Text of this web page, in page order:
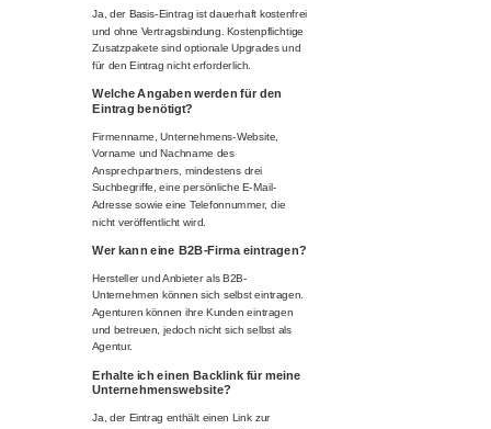
Ja, der Basis-Eintrag ist dauerhaft kostenfrei
und ohne Vertragsbindung. Kostenpflichtige
Zusatzpakete sind optionale Upgrades und
für den Eintrag nicht erforderlich.
Welche Angaben werden für den
Eintrag benötigt?
Firmenname, Unternehmens-Website,
Vorname und Nachname des
Ansprechpartners, mindestens drei
Suchbegriffe, eine persönliche E-Mail-
Adresse sowie eine Telefonnummer, die
nicht veröffentlicht wird.
Wer kann eine B2B-Firma eintragen?
Hersteller und Anbieter als B2B-
Unternehmen können sich selbst eintragen.
Agenturen können ihre Kunden eintragen
und betreuen, jedoch nicht sich selbst als
Agentur.
Erhalte ich einen Backlink für meine
Unternehmenswebsite?
Ja, der Eintrag enthält einen Link zur